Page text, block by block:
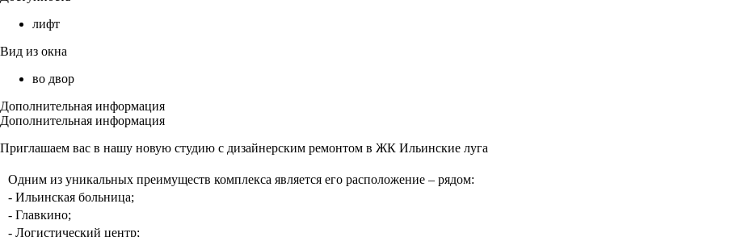
лифт
Вид из окна
во двор
Дополнительная информация
Дополнительная информация
Приглашаем вас в нашу новую студию с дизайнерским ремонтом в ЖК Ильинские луга
Одним из уникальных преимуществ комплекса является его расположение – рядом:
- Ильинская больница;
- Главкино;
- Логистический центр;